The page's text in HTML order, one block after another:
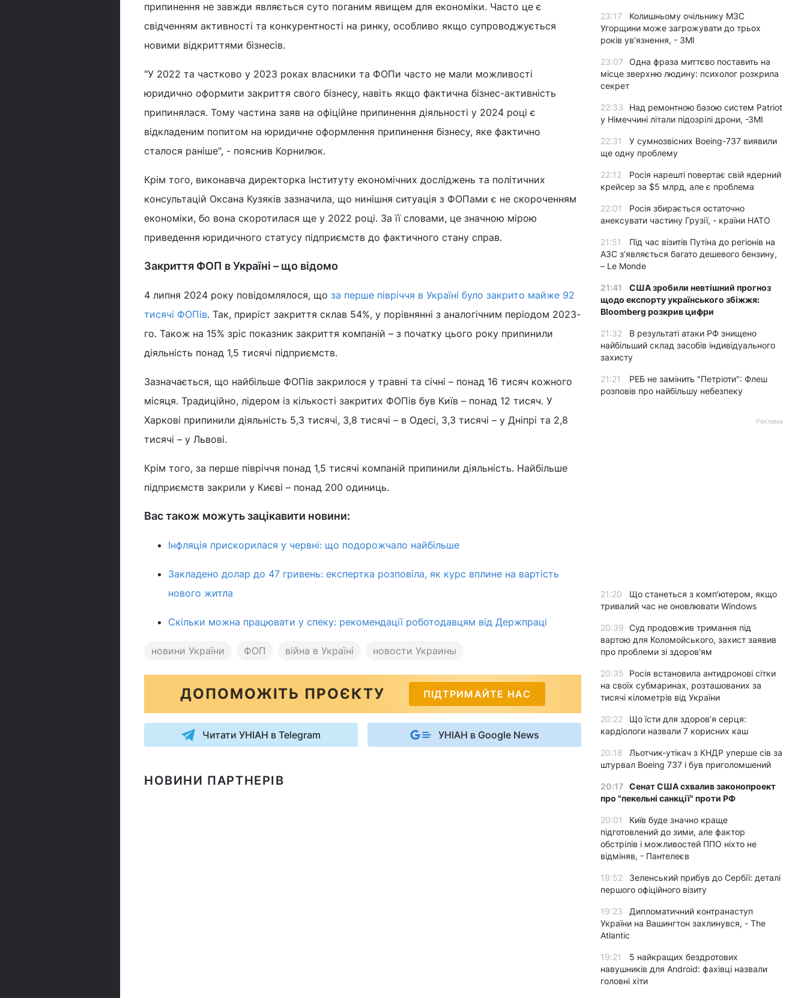
припинення не завжди являється суто поганим явищем для економіки. Часто це є
свідченням активності та конкурентності на ринку, особливо якщо супроводжується
новими відкриттями бізнесів.
"У 2022 та частково у 2023 роках власники та ФОПи часто не мали можливості
юридично оформити закриття свого бізнесу, навіть якщо фактична бізнес-активність
припинялася. Тому частина заяв на офіційне припинення діяльності у 2024 році є
відкладеним попитом на юридичне оформлення припинення бізнесу, яке фактично
сталося раніше", - пояснив Корнилюк.
Крім того, виконавча директорка Інституту економічних досліджень та політичних
консультацій Оксана Кузяків зазначила, що нинішня ситуація з ФОПами є не скороченням
економіки, бо вона скоротилася ще у 2022 році. За її словами, це значною мірою
приведення юридичного статусу підприємств до фактичного стану справ.
Закриття ФОП в Україні – що відомо
4 липня 2024 року повідомлялося, що за перше півріччя в Україні було закрито майже 92
тисячі ФОПів. Так, приріст закриття склав 54%, у порівнянні з аналогічним періодом 2023-
го. Також на 15% зріс показник закриття компаній – з початку цього року припинили
діяльність понад 1,5 тисячі підприємств.
Зазначається, що найбільше ФОПів закрилося у травні та січні – понад 16 тисяч кожного
місяця. Традиційно, лідером із кількості закритих ФОПів був Київ – понад 12 тисяч. У
Харкові припинили діяльність 5,3 тисячі, 3,8 тисячі – в Одесі, 3,3 тисячі – у Дніпрі та 2,8
тисячі – у Львові.
Крім того, за перше півріччя понад 1,5 тисячі компаній припинили діяльність. Найбільше
підприємств закрили у Києві – понад 200 одиниць.
Вас також можуть зацікавити новини:
Інфляція прискорилася у червні: що подорожчало найбільше
Закладено долар до 47 гривень: експертка розповіла, як курс вплине на вартість
нового житла
Скільки можна працювати у спеку: рекомендації роботодавцям від Держпраці
новини України ФОП війна в Україні новости Украины
ДОПОМОЖІТЬ ПРОЄКТУ ПІДТРИМАЙТЕ НАС
Читати УНІАН в Telegram УНІАН в Google News
НОВИНИ ПАРТНЕРІВ
23:17
Колишньому очільнику МЗС
Угорщини може загрожувати до трьох
років ув'язнення, - ЗМІ
23:07
Одна фраза миттєво поставить на
місце зверхню людину: психолог розкрила
секрет
22:33
Над ремонтною базою систем Patriot
у Німеччині літали підозрілі дрони, -ЗМІ
22:31
У сумнозвісних Boeing-737 виявили
ще одну проблему
22:12
Росія нарешті повертає свій ядерний
крейсер за $5 млрд, але є проблема
22:01
Росія збирається остаточно
анексувати частину Грузії, - країни НАТО
21:51
Під час візитів Путіна до регіонів на
АЗС з’являється багато дешевого бензину,
– Le Monde
21:41
США зробили невтішний прогноз
щодо експорту українського збіжжя:
Bloomberg розкрив цифри
21:32
В результаті атаки РФ знищено
найбільший склад засобів індивідуального
захисту
21:21
РЕБ не замінить "Петріоти": Флеш
розповів про найбільшу небезпеку
Реклама
21:20
Що станеться з комп’ютером, якщо
тривалий час не оновлювати Windows
20:39 Суд продовжив тримання під
вартою для Коломойського, захист заявив
про проблеми зі здоров'ям
20:35
Росія встановила антидронові сітки
на своїх субмаринах, розташованих за
тисячі кілометрів від України
20:22
Що їсти для здоров’я серця:
кардіологи назвали 7 корисних каш
20:18
Льотчик-утікач з КНДР уперше сів за
штурвал Boeing 737 і був приголомшений
20:17 Сенат США схвалив законопроект
про "пекельні санкції" проти РФ
20:01
Київ буде значно краще
підготовлений до зими, але фактор
обстрілів і можливостей ППО ніхто не
відміняв, - Пантелеєв
19:52
Зеленський прибув до Сербії: деталі
першого офіційного візиту
19:23
Дипломатичний контранаступ
України на Вашингтон захлинувся, - The
Atlantic
19:21
5 найкращих бездротових
навушників для Android: фахівці назвали
головні хіти